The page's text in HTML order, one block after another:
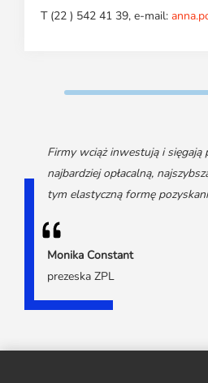
T (22 ) 542 41 39, e-mail:
Firmy wciąż inwestują i sięgają
najbardziej opłacalną,
tym elastyczną formę
Monika Constant
prezeska ZPL